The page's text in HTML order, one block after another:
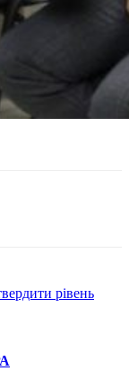
рівень